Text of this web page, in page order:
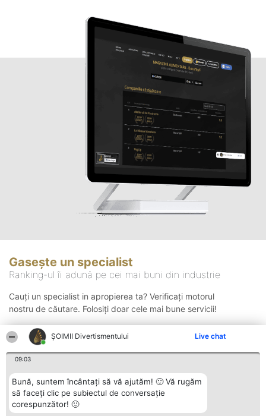
ŞOIMII Divertismentului Live chat
09:03
Bună, suntem încântați să vă ajutăm! 🙂 Vă rugăm
să faceți clic pe subiectul de conversație
corespunzător! 🙂
Gasește un specialist
Ranking-ul îi adună pe cei mai buni din industrie
Cauți un specialist in apropierea ta? Verificați motorul
nostru de căutare. Folosiți doar cele mai bune servicii!